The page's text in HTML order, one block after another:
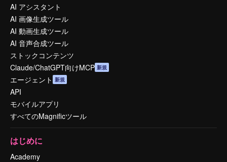
AI アシスタント
AI 画像生成ツール
AI 動画生成ツール
AI 音声合成ツール
ストックコンテンツ
Claude/ChatGPT向けMCP 新規
エージェント 新規
API
モバイルアプリ
すべてのMagnificツール
はじめに
Academy